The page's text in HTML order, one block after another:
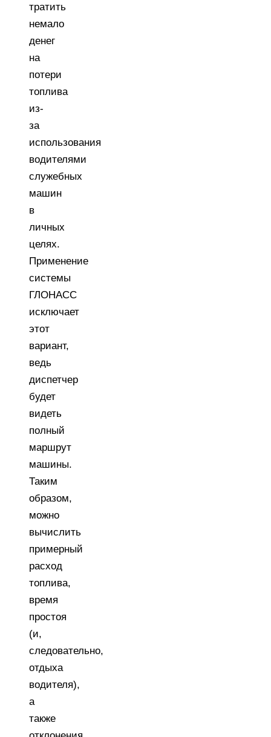
тратить
немало
денег
на
потери
топлива
из-
за
использования
водителями
служебных
машин
в
личных
целях.
Применение
системы
ГЛОНАСС
исключает
этот
вариант,
ведь
диспетчер
будет
видеть
полный
маршрут
машины.
Таким
образом,
можно
вычислить
примерный
расход
топлива,
время
простоя
(и,
следовательно,
отдыха
водителя),
а
также